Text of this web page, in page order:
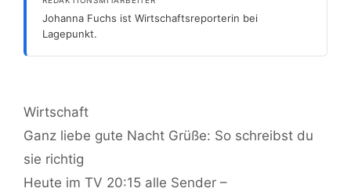
Johanna Fuchs ist Wirtschaftsreporterin bei
Lagepunkt.
Kategorien
Wirtschaft
Ganz liebe gute Nacht Grüße: So schreibst du
sie richtig
Heute im TV 20:15 alle Sender –